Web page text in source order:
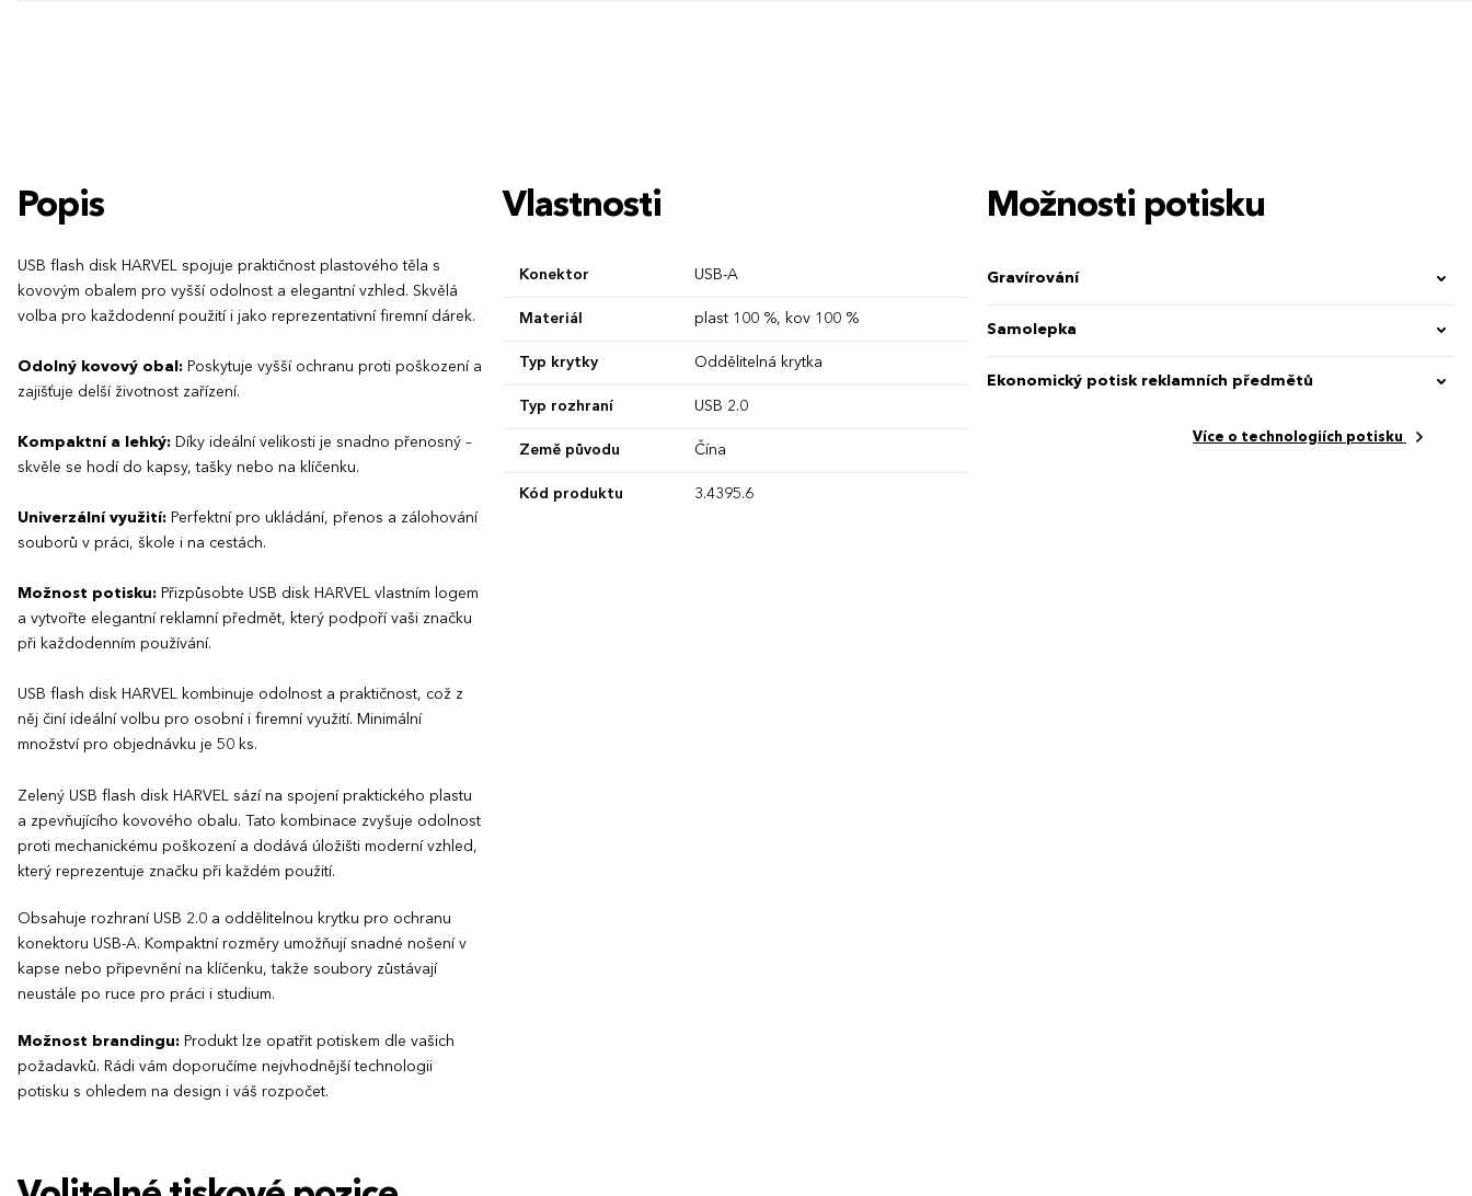
Popis
USB flash disk HARVEL spojuje praktičnost plastového těla s
kovovým obalem pro vyšší odolnost a elegantní vzhled. Skvělá
volba pro každodenní použití i jako reprezentativní firemní dárek.
Odolný kovový obal: Poskytuje vyšší ochranu proti poškození a
zajišťuje delší životnost zařízení.
Kompaktní a lehký: Díky ideální velikosti je snadno přenosný –
skvěle se hodí do kapsy, tašky nebo na klíčenku.
Univerzální využití: Perfektní pro ukládání, přenos a zálohování
souborů v práci, škole i na cestách.
Možnost potisku: Přizpůsobte USB disk HARVEL vlastním logem
a vytvořte elegantní reklamní předmět, který podpoří vaši značku
při každodenním používání.
USB flash disk HARVEL kombinuje odolnost a praktičnost, což z
něj činí ideální volbu pro osobní i firemní využití. Minimální
množství pro objednávku je 50 ks.
Zelený USB flash disk HARVEL sází na spojení praktického plastu
a zpevňujícího kovového obalu. Tato kombinace zvyšuje odolnost
proti mechanickému poškození a dodává úložišti moderní vzhled,
který reprezentuje značku při každém použití.
Obsahuje rozhraní USB 2.0 a oddělitelnou krytku pro ochranu
konektoru USB-A. Kompaktní rozměry umožňují snadné nošení v
kapse nebo připevnění na klíčenku, takže soubory zůstávají
neustále po ruce pro práci i studium.
Možnost brandingu: Produkt lze opatřit potiskem dle vašich
požadavků. Rádi vám doporučíme nejvhodnější technologii
potisku s ohledem na design i váš rozpočet.
Vlastnosti
Konektor USB-A
Materiál plast 100 %, kov 100 %
Typ krytky Oddělitelná krytka
Typ rozhraní USB 2.0
Země původu Čína
Kód produktu 3.4395.6
Možnosti potisku
Gravírování
Samolepka
Ekonomický potisk reklamních předmětů
Více o technologiích potisku